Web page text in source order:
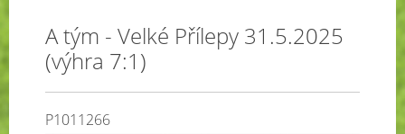
A tým - Velké Přílepy 31.5.2025
(výhra 7:1)
P1011266